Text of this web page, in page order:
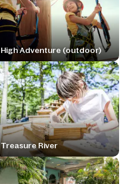
High Adventure (outdoor)
Treasure River